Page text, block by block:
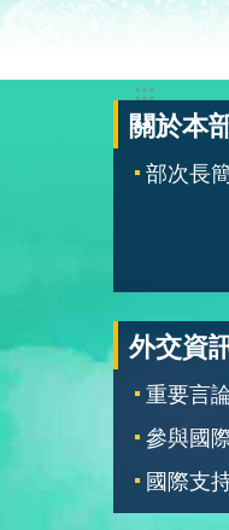
:::
關於本
部次長
外交資
重要言
參與國
國際支